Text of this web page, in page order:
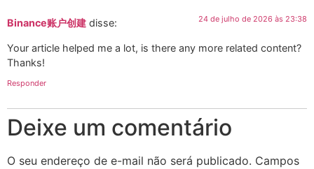
Binance账户创建 disse: 24 de julho de 2026 às 23:38
Your article helped me a lot, is there any more related content?
Thanks!
Responder
Deixe um comentário
O seu endereço de e-mail não será publicado. Campos